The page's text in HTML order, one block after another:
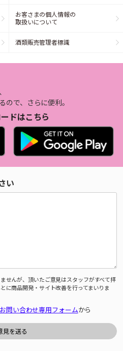
お客さまの個人情報の
取扱いについて
酒類販売管理者標識
ので、さらに便利。
ドはこちら
い
せんが、頂いたご意見はスタッフがすべて拝
に商品開発・サイト改善を行ってまいりま
お問い合わせ専用フォームから